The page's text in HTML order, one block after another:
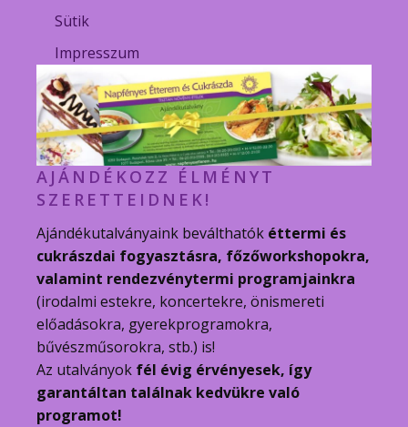
Sütik
Impresszum
AJÁNDÉKOZZ ÉLMÉNYT
SZERETTEIDNEK!
Ajándékutalványaink beválthatók éttermi és
cukrászdai fogyasztásra, főzőworkshopokra,
valamint rendezvénytermi programjainkra
(irodalmi estekre, koncertekre, önismereti
előadásokra, gyerekprogramokra,
bűvészműsorokra, stb.) is!
Az utalványok fél évig érvényesek, így
garantáltan találnak kedvükre való
programot!